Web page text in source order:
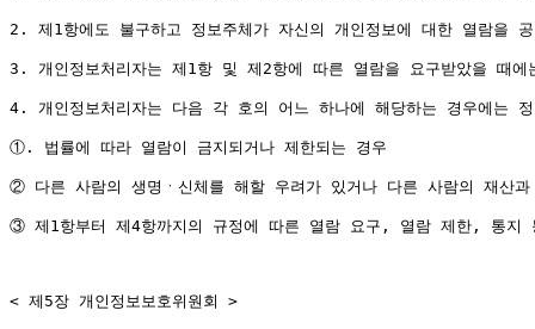
2. 제1항에도 불구하고 정보주체가 자신의 개인정보에 대한 열람을
3. 개인정보처리자는 제1항 및 제2항에 따른 열람을 요구받았을 때
4. 개인정보처리자는 다음 각 호의 어느 하나에 해당하는 경우에는
①. 법률에 따라 열람이 금지되거나 제한되는 경우
② 다른 사람의 생명ㆍ신체를 해할 우려가 있거나 다른 사람의 재산
③ 제1항부터 제4항까지의 규정에 따른 열람 요구, 열람 제한, 통지
< 제5장 개인정보보호위원회 >